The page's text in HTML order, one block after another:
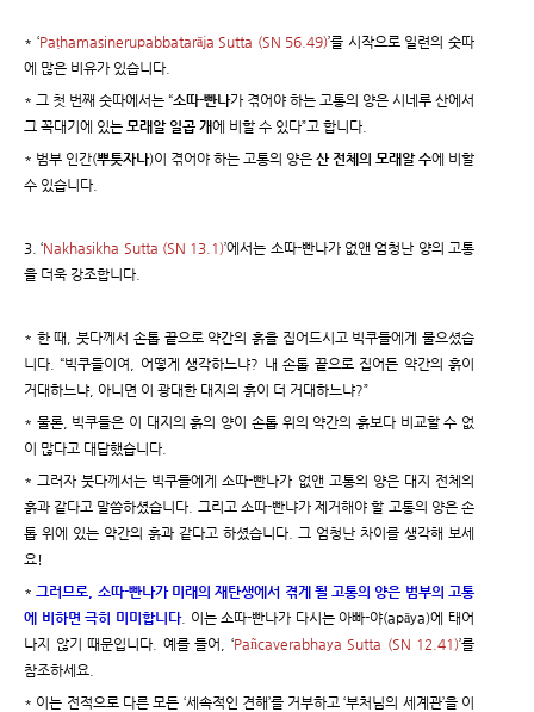
* ‘Paṭhamasinerupabbatarāja Sutta (SN 56.49)’를 시작으로 일련의 숫따
에 많은 비유가 있습니다.
* 그 첫 번째 숫따에서는 “소따-빤나가 겪어야 하는 고통의 양은 시네루 산에서
그 꼭대기에 있는 모래알 일곱 개에 비할 수 있다”고 합니다.
* 범부 인간(뿌툿자나)이 겪어야 하는 고통의 양은 산 전체의 모래알 수에 비할
수 있습니다.
3. ‘Nakhasikha Sutta (SN 13.1)’에서는 소따-빤나가 없앤 엄청난 양의 고통
을 더욱 강조합니다.
* 한 때, 붓다께서 손톱 끝으로 약간의 흙을 집어드시고 빅쿠들에게 물으셨습
니다. “빅쿠들이여, 어떻게 생각하느냐? 내 손톱 끝으로 집어든 약간의 흙이
거대하느냐, 아니면 이 광대한 대지의 흙이 더 거대하느냐?”
* 물론, 빅쿠들은 이 대지의 흙의 양이 손톱 위의 약간의 흙보다 비교할 수 없
이 많다고 대답했습니다.
* 그러자 붓다께서는 빅쿠들에게 소따-빤나가 없앤 고통의 양은 대지 전체의
흙과 같다고 말씀하셨습니다. 그리고 소따-빤냐가 제거해야 할 고통의 양은 손
톱 위에 있는 약간의 흙과 같다고 하셨습니다. 그 엄청난 차이를 생각해 보세
요!
*그러므로, 소따-빤나가 미래의 재탄생에서 겪게 될 고통의 양은 범부의 고통
에 비하면 극히 미미합니다. 이는 소따-빤나가 다시는 아빠-야(apāya)에 태어
나지 않기 때문입니다. 예를 들어, ‘Pañcaverabhaya Sutta (SN 12.41)’를
참조하세요.
* 이는 전적으로 다른 모든 ‘세속적인 견해’를 거부하고 ‘부처님의 세계관’을 이